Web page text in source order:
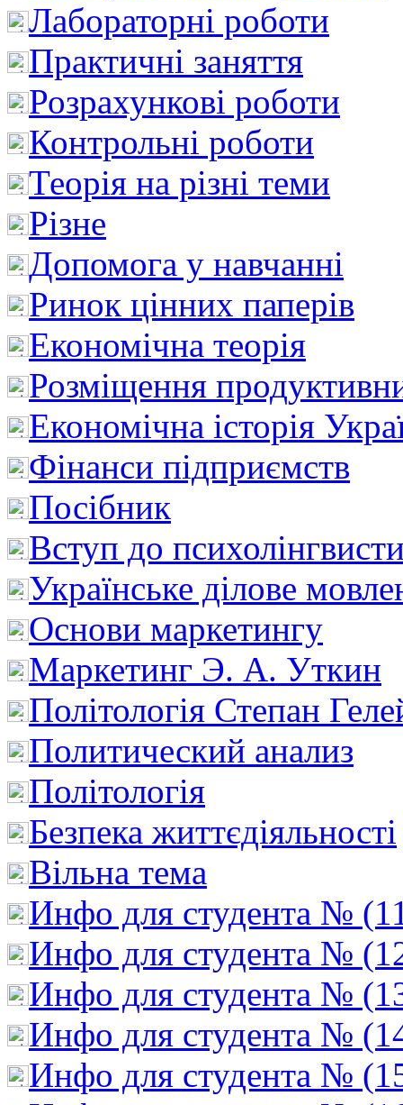
Лабораторні роботи
Практичні заняття
Розрахункові роботи
Контрольні роботи
Теорія на різні теми
Різне
Допомога у навчанні
Ринок цінних паперів
Економічна теорія
Розміщення
Економічна історія
Фінанси підприємств
Посібник
Вступ до
Українське ділове
Основи маркетингу
Маркетинг Э. А. Уткин
Політологія Степан
Политический анализ
Політологія
Безпека життєдіяльності
Вільна тема
Инфо для студента №
Инфо для студента №
Инфо для студента №
Инфо для студента №
Инфо для студента №